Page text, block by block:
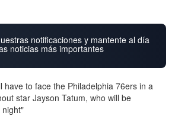
notificaciones y mantente al día
noticias más importantes
have to face the Philadelphia 76ers in a
star Jayson Tatum, who will be
night"